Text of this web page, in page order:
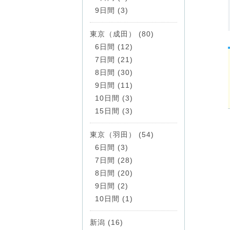
9日間 (3)
東京（成田） (80)
6日間 (12)
7日間 (21)
8日間 (30)
9日間 (11)
10日間 (3)
15日間 (3)
東京（羽田） (54)
6日間 (3)
7日間 (28)
8日間 (20)
9日間 (2)
10日間 (1)
新潟 (16)